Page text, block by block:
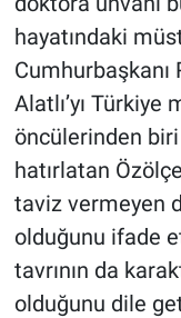
hayatındaki
Cumhurbaşkanı
Alatlı’yı
öncülerinden
hatırlatan
taviz vermeyen
olduğunu ifade
tavrının da
olduğunu dile